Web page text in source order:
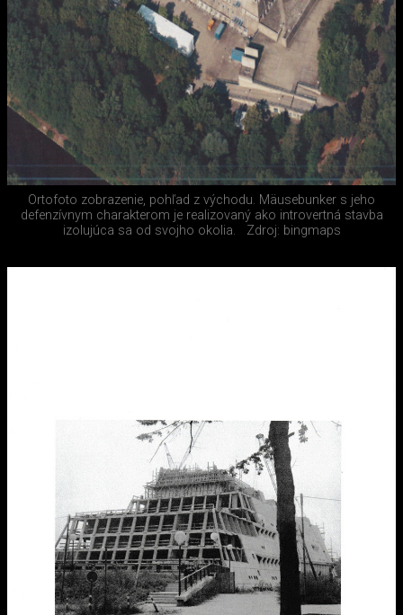
Ortofoto zobrazenie, pohľad z východu. Mäusebunker s jeho
defenzívnym charakterom je realizovaný ako introvertná stavba
izolujúca sa od svojho okolia.
Zdroj: bingmaps